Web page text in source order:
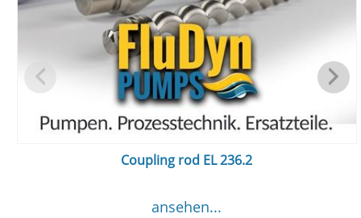
Coupling rod EL 236.2
ansehen...